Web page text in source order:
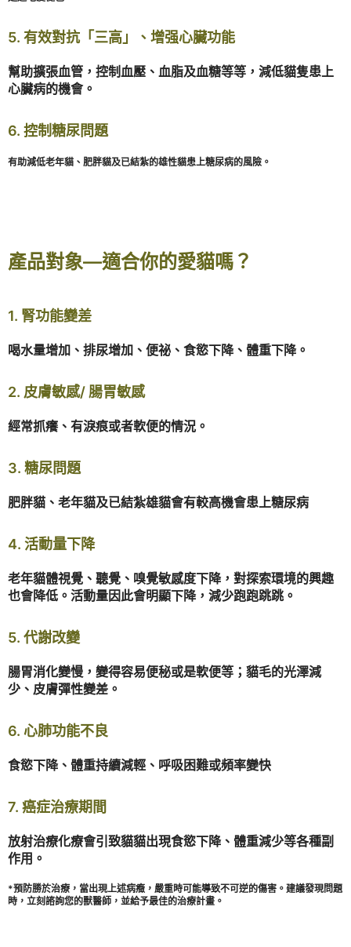
5. 有效對抗「三高」、增强心臟功能
幫助擴張血管，控制血壓、血脂及血糖等等，減低貓隻患上
心臟病的機會。
6. 控制糖尿問題
有助減低老年貓、肥胖貓及已結紮的雄性貓患上糖尿病的風險。
產品對象—適合你的愛貓嗎？
1. 腎功能變差
喝水量增加、排尿增加、便祕、食慾下降、體重下降。
2. 皮膚敏感/ 腸胃敏感
經常抓癢、有淚痕或者軟便的情況。
3. 糖尿問題
肥胖貓、老年貓及已結紮雄貓會有較高機會患上糖尿病
4. 活動量下降
老年貓體視覺、聽覺、嗅覺敏感度下降，對探索環境的興趣
也會降低。活動量因此會明顯下降，減少跑跑跳跳。
5. 代謝改變
腸胃消化變慢，變得容易便秘或是軟便等；貓毛的光澤減
少、皮膚彈性變差。
6. 心肺功能不良
食慾下降、體重持續減輕、呼吸困難或頻率變快
7. 癌症治療期間
放射治療化療會引致貓貓出現食慾下降、體重減少等各種副
作用。
*預防勝於治療，當出現上述病癥，嚴重時可能導致不可逆的傷害。建議發現問題
時，立刻諮詢您的獸醫師，並給予最佳的治療計畫。